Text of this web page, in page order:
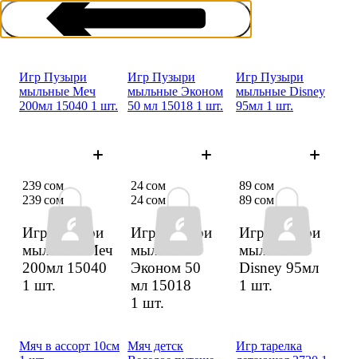
Игр Пузыри
мыльные Меч
200мл 15040 1 шт.
Игр Пузыри
мыльные Меч
200мл 15040
1 шт.
239 сом
239 сом
Игр Пузыри
мыльные Эконом
50 мл 15018 1 шт.
Игр Пузыри
мыльные
Эконом 50
мл 15018
1 шт.
24 сом
24 сом
Игр Пузыри
мыльные Disney
95мл 1 шт.
Игр Пузыри
мыльные
Disney 95мл
1 шт.
89 сом
89 сом
Мяч в ассорт 10см Мяч детск
Игр тарел­ка